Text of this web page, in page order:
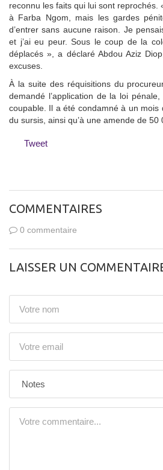
reconnu les faits qui lui sont reprochés.
à Farba Ngom, mais les gardes
d’entrer sans aucune raison. Je
et j’ai eu peur. Sous le coup de la
déplacés », a déclaré Abdou Aziz
excuses.
À la suite des réquisitions du
demandé l’application de la loi
coupable. Il a été condamné à un mois
du sursis, ainsi qu’à une amende de 50
Tweet
COMMENTAIRES
0 commentaire
LAISSER UN